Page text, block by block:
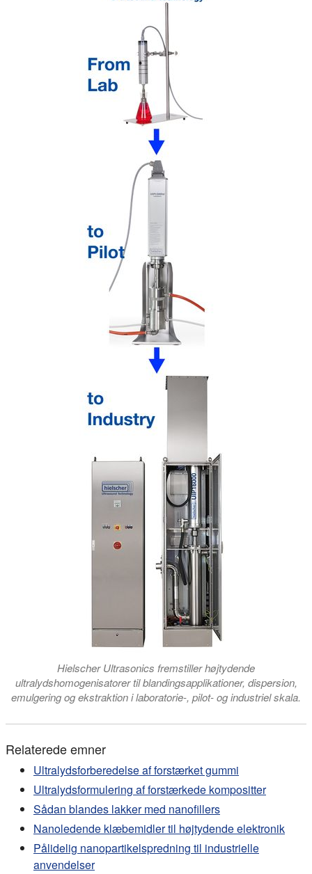
Hielscher Ultrasonics fremstiller højtydende
ultralydshomogenisatorer til blandingsapplikationer, dispersion,
emulgering og ekstraktion i laboratorie-, pilot- og industriel skala.
Relaterede emner
Ultralydsforberedelse af forstærket gummi
Ultralydsformulering af forstærkede kompositter
Sådan blandes lakker med nanofillers
Nanoledende klæbemidler til højtydende elektronik
Pålidelig nanopartikelspredning til industrielle
anvendelser